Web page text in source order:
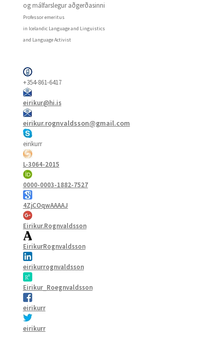
og málfarslegur aðgerðasinni
Professor emeritus
in Icelandic Language and Linguistics
and Language Activist
+354-861-6417
eirikur@hi.is
eirikur.rognvaldsson@gmail.com
eirikurr
L-3064-2015
0000-0003-1882-7527
4ZjCOqwAAAAJ
Eirikur.Rognvaldsson
EirikurRognvaldsson
eirikurrognvaldsson
Eirikur_Roegnvaldsson
eirikurr
eirikurr